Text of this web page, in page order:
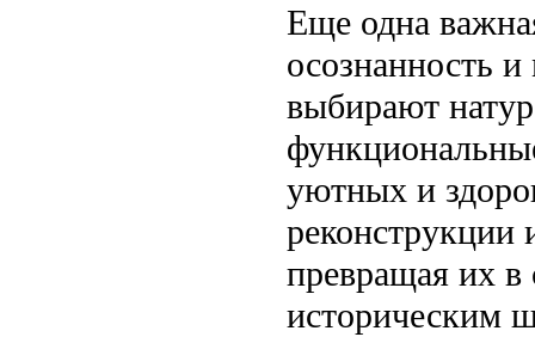
Еще одна
осознанность
выбирают
уютных и
реконструкции
превращая их
историческим